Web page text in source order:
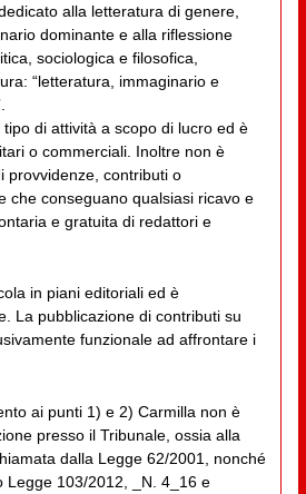
alla letteratura di genere,
dominante e alla riflessione
sociologica e filosofica,
“letteratura, immaginario e
di attività a scopo di lucro ed è
o commerciali. Inoltre non è
provvidenze, contributi o
che conseguano qualsiasi ricavo e
e gratuita di redattori e
in piani editoriali ed è
La pubblicazione di contributi su
funzionale ad affrontare i
ai punti 1) e 2) Carmilla non è
presso il Tribunale, ossia alla
dalla Legge 62/2001, nonché
Legge 103/2012, _N. 4_16 e